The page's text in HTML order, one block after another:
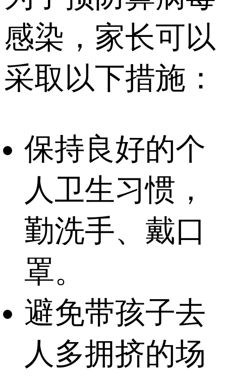
感染，家长可以
采取以下措施：
保持良好的个
人卫生习惯，
勤洗手、戴口
罩。
避免带孩子去
人多拥挤的场